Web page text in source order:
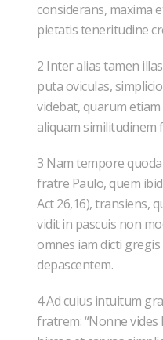
considerans, maxima
pietatis teneritudine
2 Inter alias tamen
puta oviculas,
videbat, quarum
aliquam similitudinem
3 Nam tempore
fratre Paulo, quem
Act 26,16), transiens,
vidit in pascuis non
omnes iam dicti
depascentem.
4 Ad cuius intuitum
fratrem: “Nonne